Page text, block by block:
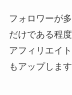
フォロワーが
だけである程
アフィリエイ
もアップします